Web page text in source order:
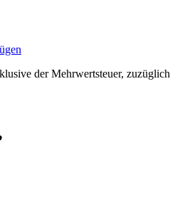
der Mehrwertsteuer, zuzüglich